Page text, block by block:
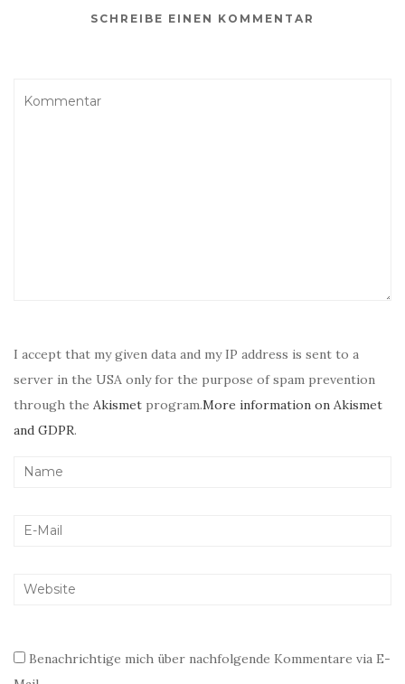
SCHREIBE EINEN KOMMENTAR
I accept that my given data and my IP address is sent to a
server in the USA only for the purpose of spam prevention
through the Akismet program.More information on Akismet
and GDPR.
Benachrichtige mich über nachfolgende Kommentare via E-